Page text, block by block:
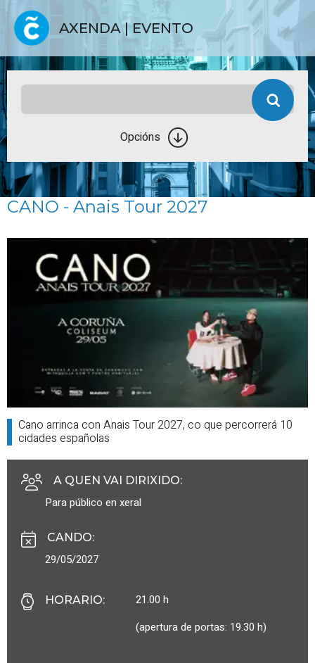
AXENDA | EVENTO
Opcións
CANO - Anais Tour 2027
Cano arrinca con Anais Tour 2027, co que percorrerá 10
cidades españolas
A QUEN VAI DIRIXIDO:
Para público en xeral
CANDO:
29/05/2027
HORARIO:
21.00 h
(apertura de portas: 19.30 h)